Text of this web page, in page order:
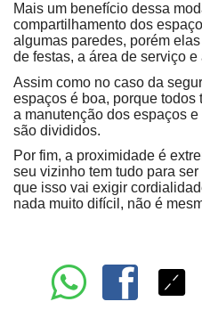
Mais um benefício dessa
compartilhamento dos
algumas paredes, porém
de festas, a área de serviço e
Assim como no caso da
espaços é boa, porque
a manutenção dos espaços
são divididos.
Por fim, a proximidade é
seu vizinho tem tudo para
que isso vai exigir
nada muito difícil, não é